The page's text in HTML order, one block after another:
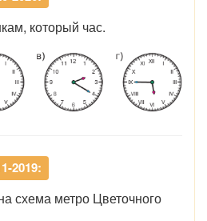
который час.
2019:
схема метро Цветочного